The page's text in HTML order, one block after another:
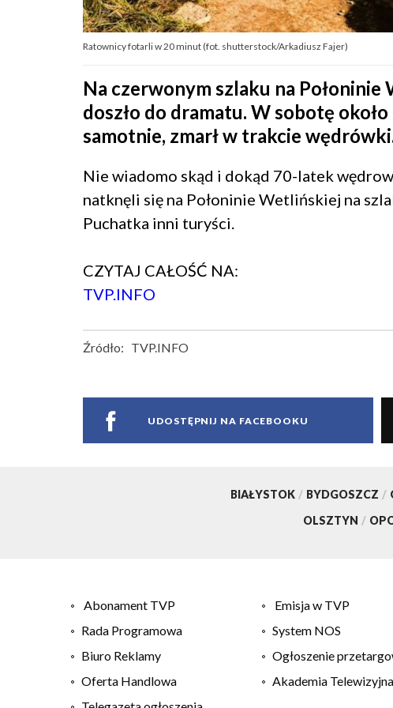
Ratownicy fotarli w 20 minut (fot. shutterstock/Arkadiusz Fajer)
Na czerwonym szlaku na
doszło do dramatu. W sobotę
samotnie, zmarł w trakcie
Nie wiadomo skąd i dokąd 70-latek
natknęli się na Połoninie Wetlińskiej na
Puchatka inni turyści.
CZYTAJ CAŁOŚĆ NA:
TVP.INFO
Źródło: TVP.INFO
UDOSTĘPNIJ NA FACEBOOKU
BIAŁYSTOK / BYDGOSZCZ /
OLSZTYN /
Abonament TVP Emisja w TVP
Rada Programowa
System NOS
Biuro Reklamy
Ogłoszenie
Oferta Handlowa
Akademia Telewizyjna